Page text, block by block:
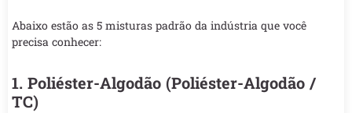
Abaixo estão as 5 misturas padrão da indústria que você
precisa conhecer:
1. Poliéster-Algodão (Poliéster-Algodão /
TC)